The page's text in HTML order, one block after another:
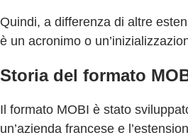
Quindi, a differenza di altre
è un acronimo o
Storia del formato
Il formato MOBI è stato
un’azienda francese e